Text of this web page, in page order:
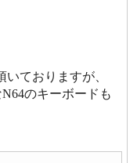
ておりますが、
のキーボードも